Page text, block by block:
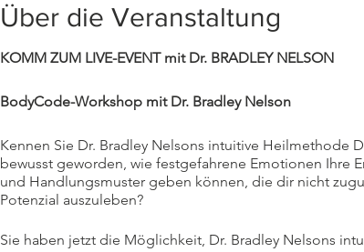
Über die Veranstaltung
KOMM ZUM LIVE-EVENT mit Dr. BRADLEY NELSON
BodyCode-Workshop mit Dr. Bradley Nelson
Kennen Sie Dr. Bradley Nelsons intuitive Heilmethode
bewusst geworden, wie festgefahrene Emotionen Ihre
und Handlungsmuster geben können, die dir nicht
Potenzial auszuleben?
Sie haben jetzt die Möglichkeit, Dr. Bradley Nelsons